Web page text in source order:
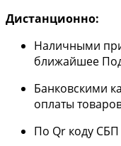
Дистанционно:
Наличными
ближайшее
Банковскими
оплаты
По Qr коду